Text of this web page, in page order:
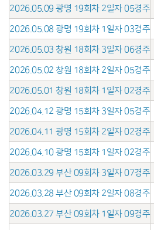
2026.05.09 광명 19회차 2일자 05경주
2026.05.08 광명 19회차 1일자 03경주
2026.05.03 창원 18회차 3일자 06경주
2026.05.02 창원 18회차 2일자 05경주
2026.05.01 창원 18회차 1일자 02경주
2026.04.12 광명 15회차 3일자 05경주
2026.04.11 광명 15회차 2일자 02경주
2026.04.10 광명 15회차 1일자 02경주
2026.03.29 부산 09회차 3일자 07경주
2026.03.28 부산 09회차 2일자 08경주
2026.03.27 부산 09회차 1일자 09경주